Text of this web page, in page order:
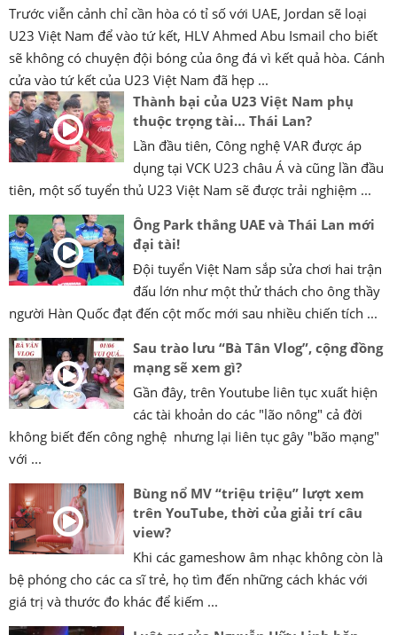
Trước viễn cảnh chỉ cần hòa có tỉ số với UAE, Jordan sẽ loại
U23 Việt Nam để vào tứ kết, HLV Ahmed Abu Ismail cho biết
sẽ không có chuyện đội bóng của ông đá vì kết quả hòa. Cánh
cửa vào tứ kết của U23 Việt Nam đã hẹp ...
Thành bại của U23 Việt Nam phụ
thuộc trọng tài… Thái Lan?
Lần đầu tiên, Công nghệ VAR được áp
dụng tại VCK U23 châu Á và cũng lần đầu
tiên, một số tuyển thủ U23 Việt Nam sẽ được trải nghiệm ...
Ông Park thắng UAE và Thái Lan mới
đại tài!
Đội tuyển Việt Nam sắp sửa chơi hai trận
đấu lớn như một thử thách cho ông thầy
người Hàn Quốc đạt đến cột mốc mới sau nhiều chiến tích ...
Sau trào lưu “Bà Tân Vlog”, cộng đồng
mạng sẽ xem gì?
Gần đây, trên Youtube liên tục xuất hiện
các tài khoản do các "lão nông" cả đời
không biết đến công nghệ nhưng lại liên tục gây "bão mạng"
với ...
Bùng nổ MV “triệu triệu” lượt xem
trên YouTube, thời của giải trí câu
view?
Khi các gameshow âm nhạc không còn là
bệ phóng cho các ca sĩ trẻ, họ tìm đến những cách khác với
giá trị và thước đo khác để kiếm ...